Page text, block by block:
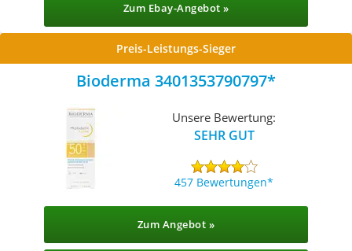
Zum Ebay-Angebot »
Preis-Leistungs-Sieger
Bioderma 3401353790797
Unsere Bewertung:
SEHR GUT
457 Bewertungen
Zum Angebot »